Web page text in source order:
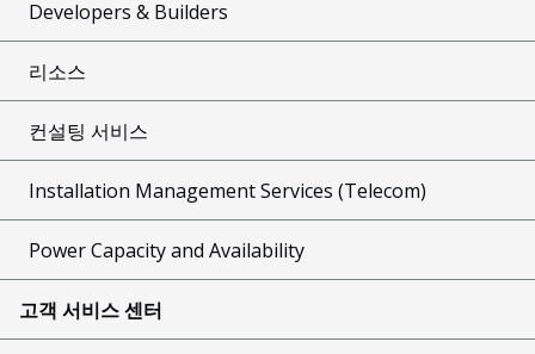
Developers & Builders
리소스
컨설팅 서비스
Installation Management Services (Telecom)
Power Capacity and Availability
고객 서비스 센터